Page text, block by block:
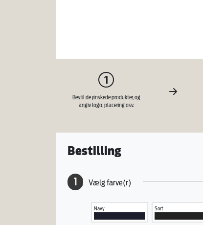
Bestil de ønskede produkter, og
angiv logo, placering osv.
Bestilling
1 Vælg farve(r)
Navy Sort